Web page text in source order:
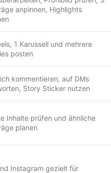
anpinnen, Highlights
1 Karussell und mehrere
posten
kommentieren, auf DMs
Story Sticker nutzen
Inhalte prüfen und ähnliche
planen
Instagram gezielt für